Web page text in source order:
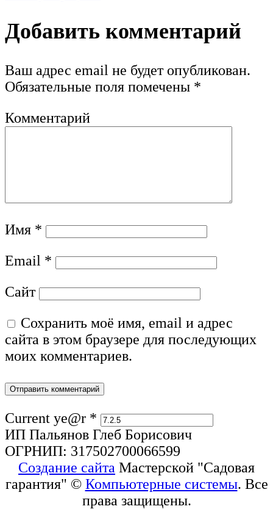
Добавить комментарий
Ваш адрес email не будет опубликован.
Обязательные поля помечены *
Комментарий
Имя *
Email *
Сайт
Сохранить моё имя, email и адрес
сайта в этом браузере для последующих
моих комментариев.
Current ye@r *
ИП Пальянов Глеб Борисович
ОГРНИП: 317502700066599
Создание сайта Мастерской "Садовая
гарантия" © Компьютерные системы. Все
права защищены.